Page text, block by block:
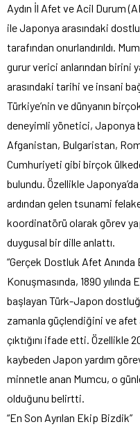
Aydın İl Afet ve Acil Durum
ile Japonya arasındaki
tarafından onurlandırıldı.
gurur verici anlarından birini
arasındaki tarihi ve insani
Türkiye’nin ve dünyanın
deneyimli yönetici, Japonya
Afganistan, Bulgaristan,
Cumhuriyeti gibi birçok
bulundu. Özellikle
ardından gelen tsunami
koordinatörü olarak görev
duygusal bir dille anlattı.
“Gerçek Dostluk Afet Anında
Konuşmasında, 1890
başlayan Türk-Japon
zamanla güçlendiğini ve afet
çıktığını ifade etti. Özellikle
kaybeden Japon yardım
minnetle anan Mumcu, o
olduğunu belirtti.
“En Son Ayrılan Ekip Bizdik”